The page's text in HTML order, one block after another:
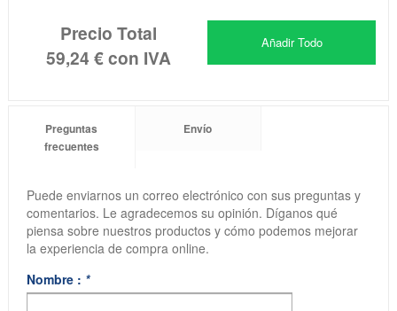
Precio Total
59,24 €con IVA
Añadir Todo
Preguntas
frecuentes
Envío
Puede enviarnos un correo electrónico con sus preguntas y
comentarios. Le agradecemos su opinión. Díganos qué
piensa sobre nuestros productos y cómo podemos mejorar
la experiencia de compra online.
Nombre : *